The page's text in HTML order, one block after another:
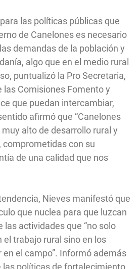
las políticas públicas que
de Canelones es necesario
demandas de la población y
algo que en el medio rural
puntualizó la Pro Secretaria,
las Comisiones Fomento y
que puedan intercambiar,
afirmó que “Canelones
alto de desarrollo rural y
comprometidas con su
de una calidad que nos
Nieves manifestó que
que nuclea para que luzcan
las actividades que “no solo
el trabajo rural sino en los
el campo”. Informó además
las políticas de fortalecimiento